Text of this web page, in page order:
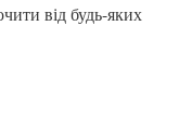
від будь-яких